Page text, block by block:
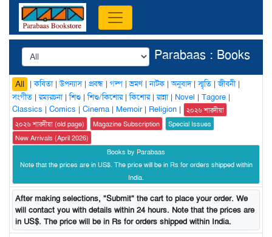
Parabaas : Books
All |কবিতা|উপন্যাস| প্রবন্ধ | গল্প |ভ্রমণ|নাটক |অনুবাদ|স্মৃতি |জীবনী|
সংগীত |রম্যরচনা|শিশু |শিশু/কিশোর|কিশোর|রান্না| Novel | Tagore |
Classics | Comics | Cinema | Memoir| Religion |
২০২৬ শারদীয়া
২০২৬ শারদীয়া (old page)
Magazine Subscription
Special Issues
New Arrivals (April 2026)
Books by Parabaas
Note that the prices are in US$. The price will be in Rs for orders shipped within
India.
After making selections, "Submit" the cart to place your order. We
will contact you with details within 24 hours. Note that the prices are
in US$. The price will be in Rs for orders shipped within India.